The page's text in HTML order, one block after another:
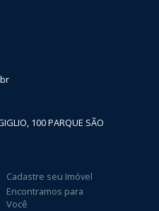
100 PARQUE SÃO
Cadastre seu Imóvel
Encontramos para
Você